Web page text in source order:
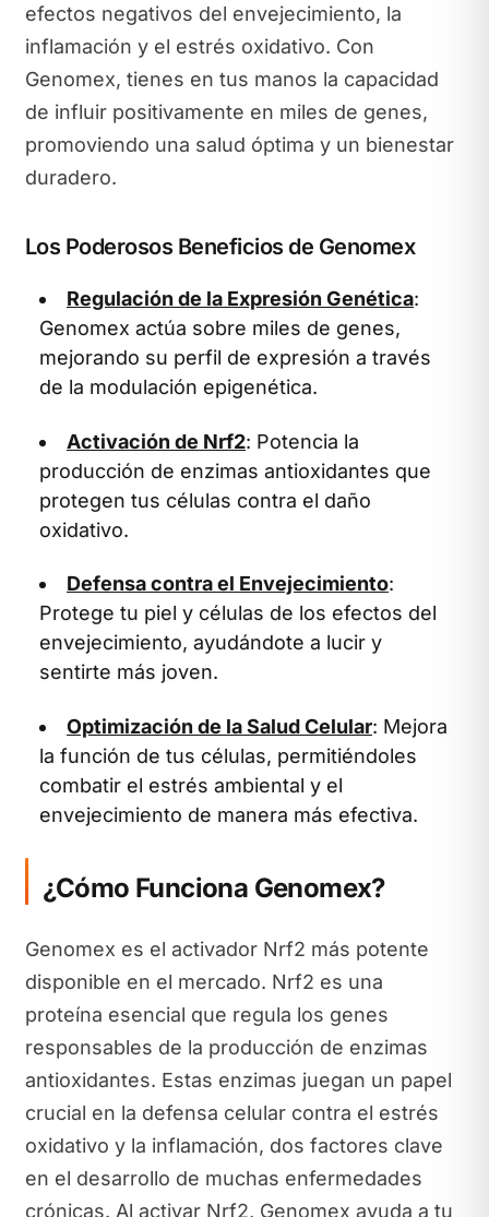
efectos negativos del envejecimiento, la
inflamación y el estrés oxidativo. Con
Genomex, tienes en tus manos la capacidad
de influir positivamente en miles de genes,
promoviendo una salud óptima y un bienestar
duradero.
Los Poderosos Beneficios de Genomex
Regulación de la Expresión Genética:
Genomex actúa sobre miles de genes,
mejorando su perfil de expresión a través
de la modulación epigenética.
Activación de Nrf2: Potencia la
producción de enzimas antioxidantes que
protegen tus células contra el daño
oxidativo.
Defensa contra el Envejecimiento:
Protege tu piel y células de los efectos del
envejecimiento, ayudándote a lucir y
sentirte más joven.
Optimización de la Salud Celular: Mejora
la función de tus células, permitiéndoles
combatir el estrés ambiental y el
envejecimiento de manera más efectiva.
¿Cómo Funciona Genomex?
Genomex es el activador Nrf2 más potente
disponible en el mercado. Nrf2 es una
proteína esencial que regula los genes
responsables de la producción de enzimas
antioxidantes. Estas enzimas juegan un papel
crucial en la defensa celular contra el estrés
oxidativo y la inflamación, dos factores clave
en el desarrollo de muchas enfermedades
crónicas. Al activar Nrf2, Genomex ayuda a tu